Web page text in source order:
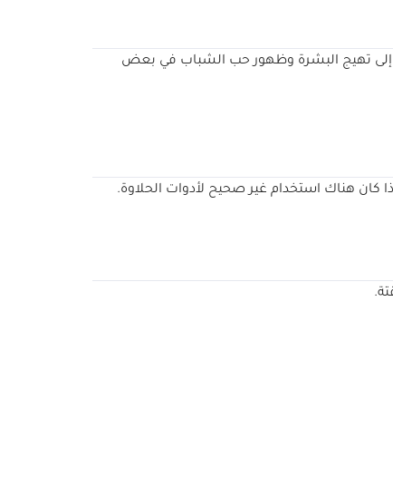
إلى تهيج البشرة وظهور حب الشباب في بعض
كان هناك استخدام غير صحيح لأدوات الحلاوة.